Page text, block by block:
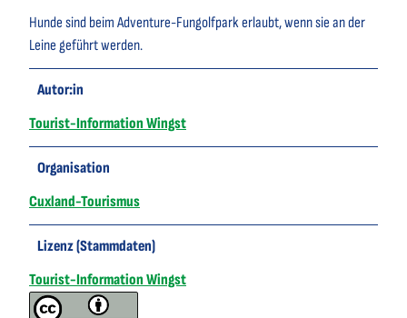
Hunde sind beim Adventure-Fungolfpark erlaubt, wenn sie an der
Leine geführt werden.
Autor:in
Tourist-Information Wingst
Organisation
Cuxland-Tourismus
Lizenz (Stammdaten)
Tourist-Information Wingst